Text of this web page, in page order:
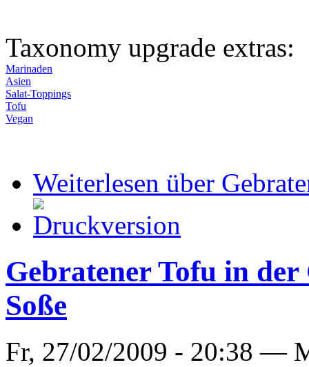
Taxonomy upgrade extras:
Marinaden
Asien
Salat-Toppings
Tofu
Vegan
Weiterlesen über
Gebratener Tofu in
Soße
Fr, 27/02/2009 - 20:38 —